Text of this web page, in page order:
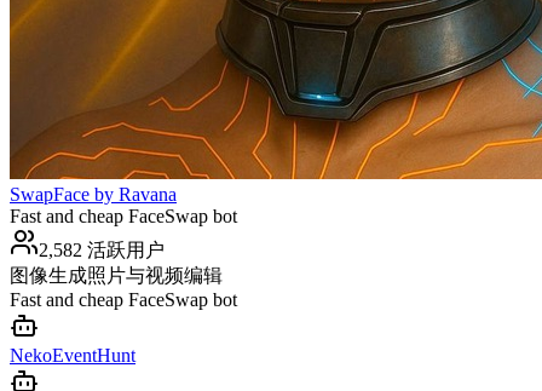
SwapFace by Ravana
Fast and cheap FaceSwap bot
2,582 活跃用户
图像生成照片与视频编辑
Fast and cheap FaceSwap bot
NekoEventHunt